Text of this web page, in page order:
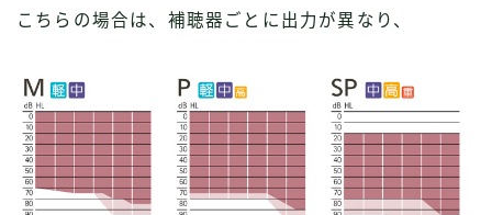
こちらの場合は、補聴器ごとに出力が異なり、